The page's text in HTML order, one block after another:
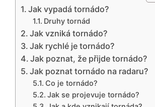
Jak vypadá tornádo?
Druhy tornád
Jak vzniká tornádo?
Jak rychlé je tornádo?
Jak poznat, že přijde tornádo?
Jak poznat tornádo na radaru?
Co je tornádo?
Jak se projevuje tornádo?